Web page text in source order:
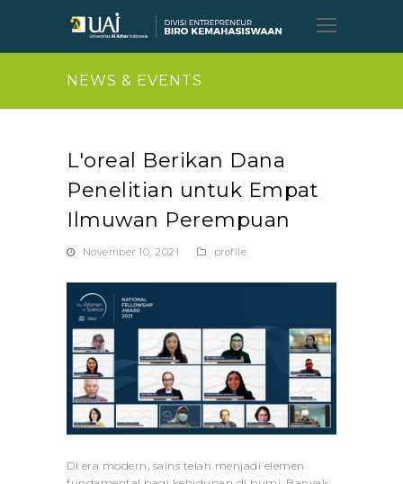
Open
Mobile
NEWS & EVENTS
L'oreal Berikan Dana
Penelitian untuk Empat
Ilmuwan Perempuan
November 10, 2021 profile
Di era modern, sains telah menjadi elemen